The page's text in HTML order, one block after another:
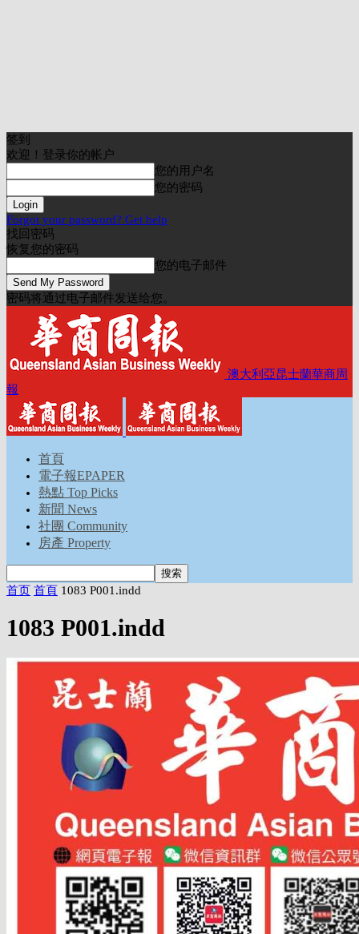
签到
欢迎！登录你的帐户
您的用户名
您的密码
Forgot your password? Get help
找回密码
恢复您的密码
您的电子邮件
密码将通过电子邮件发送给您。
澳大利亞昆士蘭華商周
報
首頁
電子報EPAPER
熱點 Top Picks
新聞 News
社團 Community
房產 Property
首页 首頁 1083 P001.indd
1083 P001.indd